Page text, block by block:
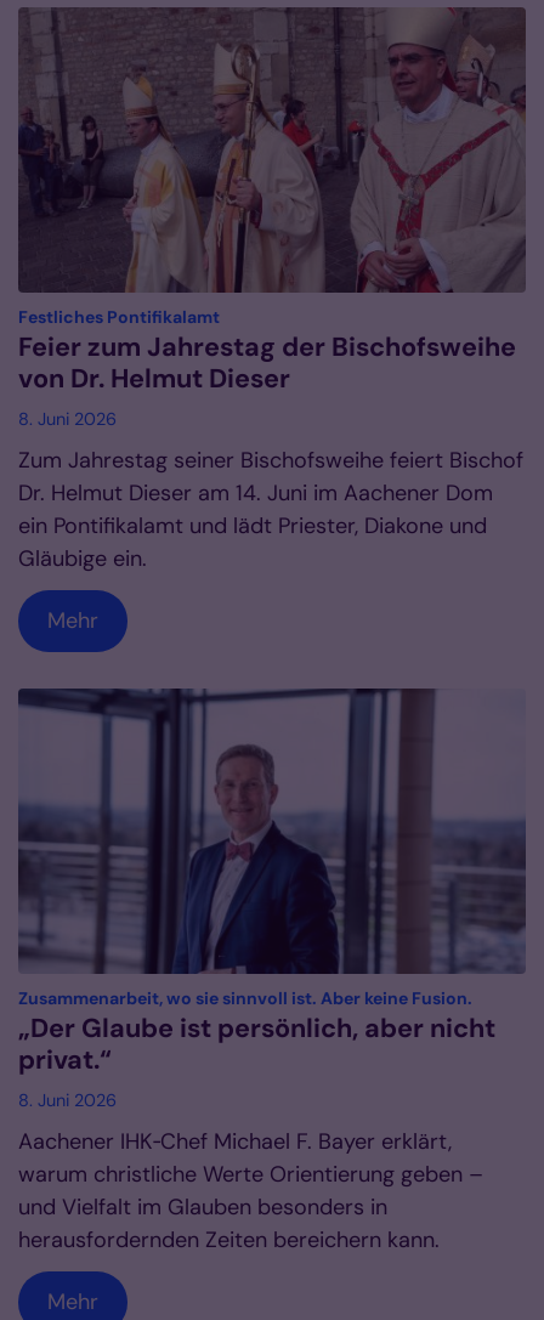
Festliches Pontifikalamt:
Feier zum Jahrestag der Bischofsweihe
von Dr. Helmut Dieser
8. Juni 2026
Zum Jahrestag seiner Bischofsweihe feiert Bischof
Dr. Helmut Dieser am 14. Juni im Aachener Dom
ein Pontifikalamt und lädt Priester, Diakone und
Gläubige ein.
Mehr
Zusammenarbeit, wo sie sinnvoll ist. Aber keine Fusion.
„Der Glaube ist persönlich, aber nicht
privat.“
8. Juni 2026
Aachener IHK‑Chef Michael F. Bayer erklärt,
warum christliche Werte Orientierung geben –
und Vielfalt im Glauben besonders in
herausfordernden Zeiten bereichern kann.
Mehr